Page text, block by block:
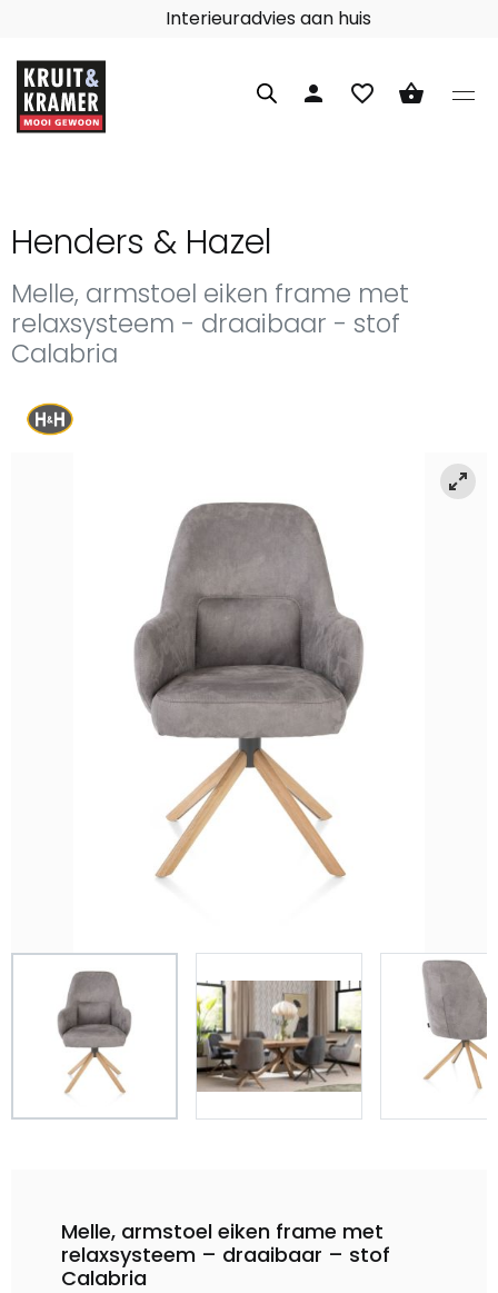
Interieuradvies aan huis
person favorite_border shopping_basket
Henders & Hazel
Melle, armstoel eiken frame met
relaxsysteem - draaibaar - stof
Calabria
Melle, armstoel eiken frame met
relaxsysteem – draaibaar – stof
Calabria